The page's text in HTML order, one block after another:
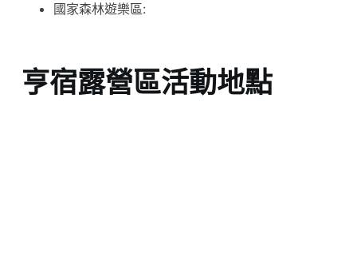
國家森林遊樂區:
亨宿露營區活動地點